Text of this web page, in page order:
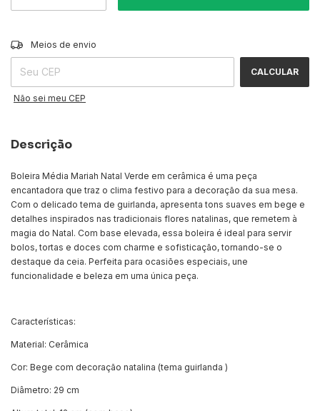
Entregas para o CEP:
Meios de envio
CALCULAR
Não sei meu CEP
Descrição
Boleira Média Mariah Natal Verde em cerâmica é uma peça
encantadora que traz o clima festivo para a decoração da sua mesa.
Com o delicado tema de guirlanda, apresenta tons suaves em bege e
detalhes inspirados nas tradicionais flores natalinas, que remetem à
magia do Natal. Com base elevada, essa boleira é ideal para servir
bolos, tortas e doces com charme e sofisticação, tornando-se o
destaque da ceia. Perfeita para ocasiões especiais, une
funcionalidade e beleza em uma única peça.
Características:
Material: Cerâmica
Cor: Bege com decoração natalina (tema guirlanda )
Diâmetro: 29 cm